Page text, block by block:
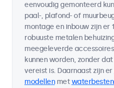
eenvoudig gemonteerd
paal-, plafond- of
montage en inbouw zijn er
robuuste metalen
meegeleverde
kunnen worden, zonder
vereist is. Daarnaast zijn er
modellenmet